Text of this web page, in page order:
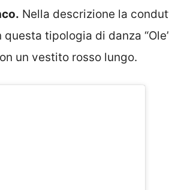
Nella descrizione la
tipologia di danza
un vestito rosso lungo.